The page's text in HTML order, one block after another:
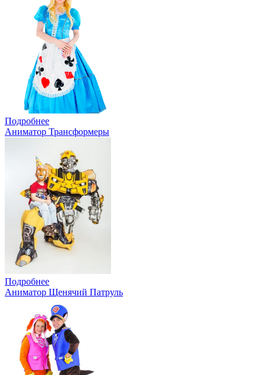
Подробнее
Аниматор Трансформеры
Подробнее
Аниматор Щенячий Патруль